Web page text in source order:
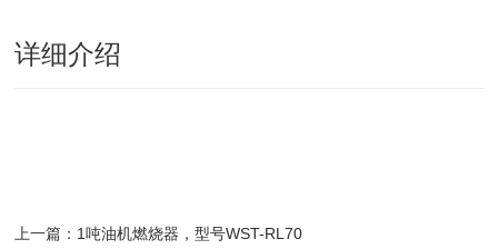
详细介绍
上一篇： 1吨油机燃烧器，型号WST-RL70